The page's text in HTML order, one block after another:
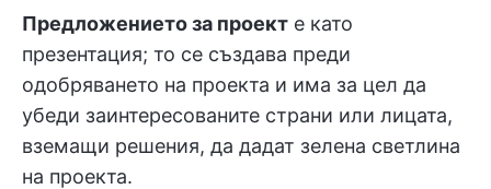
Предложението за проект е като
презентация; то се създава преди
одобряването на проекта и има за цел да
убеди заинтересованите страни или лицата,
вземащи решения, да дадат зелена светлина
на проекта.